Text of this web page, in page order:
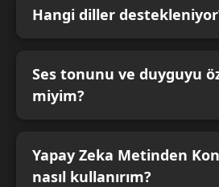
Hangi diller
Ses tonunu ve duyguyu
miyim?
Yapay Zeka Metinden
nasıl kullanırım?